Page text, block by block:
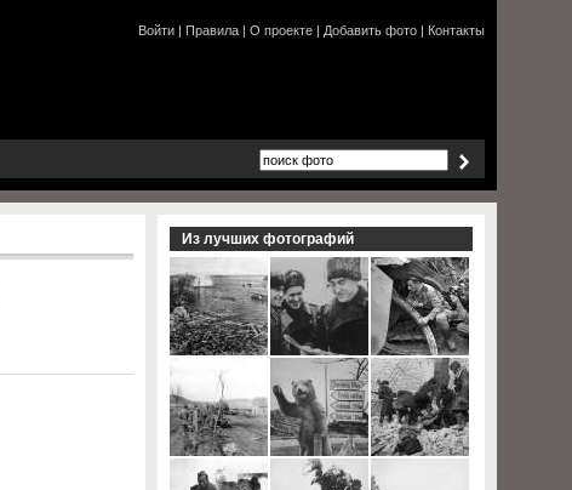
Войти | Правила | О проекте | Добавить фото | Контакты
Из лучших фотографий